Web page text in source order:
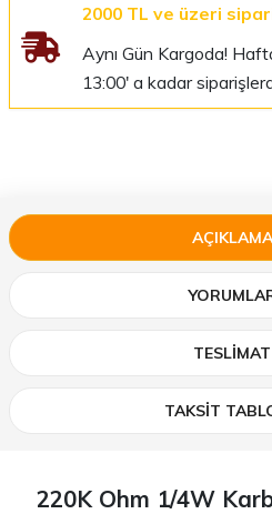
2000 TL ve üzeri
Aynı Gün Kargoda!
13:00' a kadar
AÇIKLAMA
TESLIMAT
TAKSİT
220K Ohm 1/4W